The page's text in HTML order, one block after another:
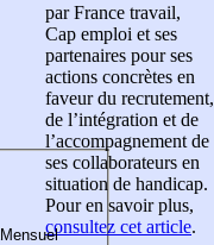
par France travail,
Cap emploi et ses
partenaires pour ses
actions concrètes en
faveur du recrutement,
de l’intégration et de
l’accompagnement de
ses collaborateurs en
situation de handicap.
Pour en savoir plus,
consultez cet article.